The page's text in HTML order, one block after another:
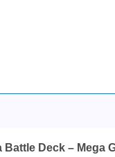
Battle Deck – Mega